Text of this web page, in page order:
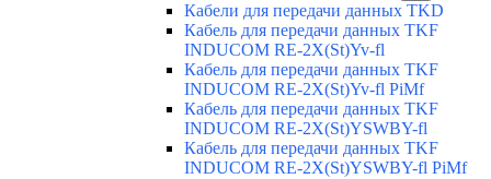
Кабели для передачи данных TKD
Кабель для передачи данных TKF
INDUCOM RE-2X(St)Yv-fl
Кабель для передачи данных TKF
INDUCOM RE-2X(St)Yv-fl PiMf
Кабель для передачи данных TKF
INDUCOM RE-2X(St)YSWBY-fl
Кабель для передачи данных TKF
INDUCOM RE-2X(St)YSWBY-fl PiMf